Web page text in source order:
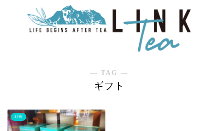
― TAG ―
ギフト
紅茶